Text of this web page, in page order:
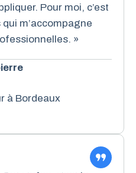
Pour moi, c’est
m’accompagne
»
à Bordeaux